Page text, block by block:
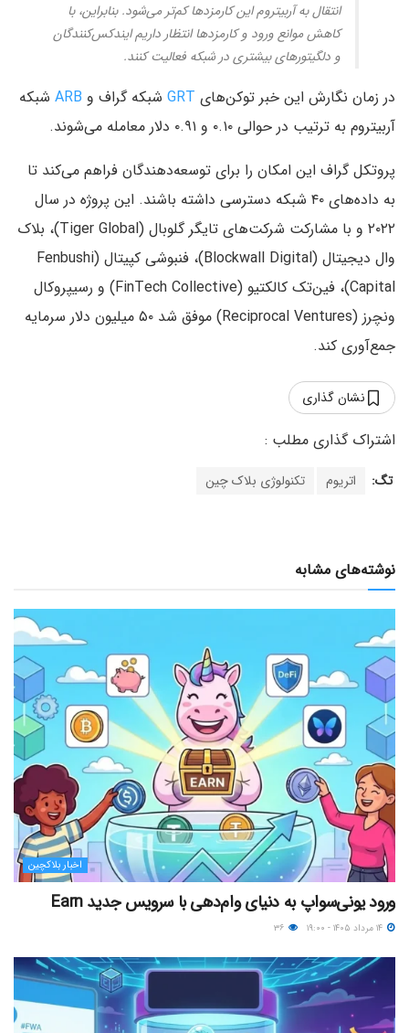
انتقال به آربیتروم این کارمزدها کم‌تر می‌شود. بنابراین، با
کاهش موانع ورود و کارمزدها انتظار داریم ایندکس‌کنندگان
و دلگیتورهای بیشتری در شبکه فعالیت کنند.
در زمان نگارش این خبر توکن‌های GRT شبکه گراف و ARB شبکه
آربیتروم به ترتیب در حوالی ۰.۱۰ و ۰.۹۱ دلار معامله می‌شوند.
پروتکل گراف این امکان را برای توسعه‌دهندگان فراهم می‌کند تا
به داده‌های ۴۰ شبکه دسترسی داشته باشند. این پروژه در سال
۲۰۲۲ و با مشارکت شرکت‌های تایگر گلوبال (Tiger Global)، بلاک
وال دیجیتال (Blockwall Digital)، فنبوشی کپیتال (Fenbushi
Capital)، فین‌تک کالکتیو (FinTech Collective) و رسیپروکال
ونچرز (Reciprocal Ventures) موفق شد ۵۰ میلیون دلار سرمایه
جمع‌آوری کند.
نشان گذاری
تگ: اتریوم تکنولوژی بلاک چین
نوشته‌های مشابه
اخبار بلاکچین
ورود یونی‌سواپ به دنیای وام‌دهی با سرویس جدید Earn